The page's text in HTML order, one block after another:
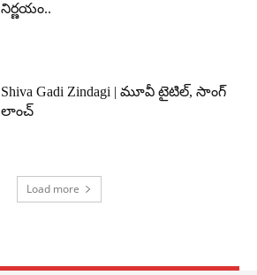
నిర్ణయం..
Shiva Gadi Zindagi | మూవీ టైటిల్, సాంగ్
లాంచ్
Load more